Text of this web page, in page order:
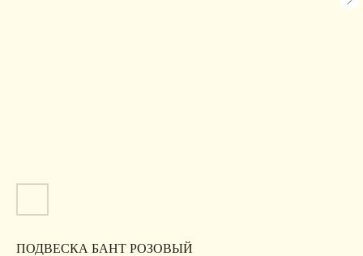
ПОДВЕСКА БАНТ РОЗОВЫЙ